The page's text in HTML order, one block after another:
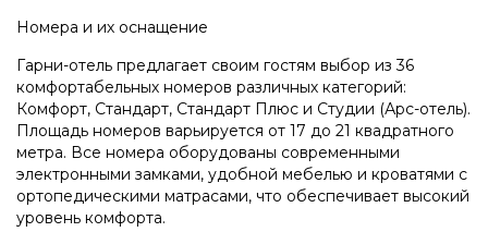
Номера и их оснащение
Гарни-отель предлагает своим гостям выбор из 36
комфортабельных номеров различных категорий:
Комфорт, Стандарт, Стандарт Плюс и Студии (Арс-отель).
Площадь номеров варьируется от 17 до 21 квадратного
метра. Все номера оборудованы современными
электронными замками, удобной мебелью и кроватями с
ортопедическими матрасами, что обеспечивает высокий
уровень комфорта.